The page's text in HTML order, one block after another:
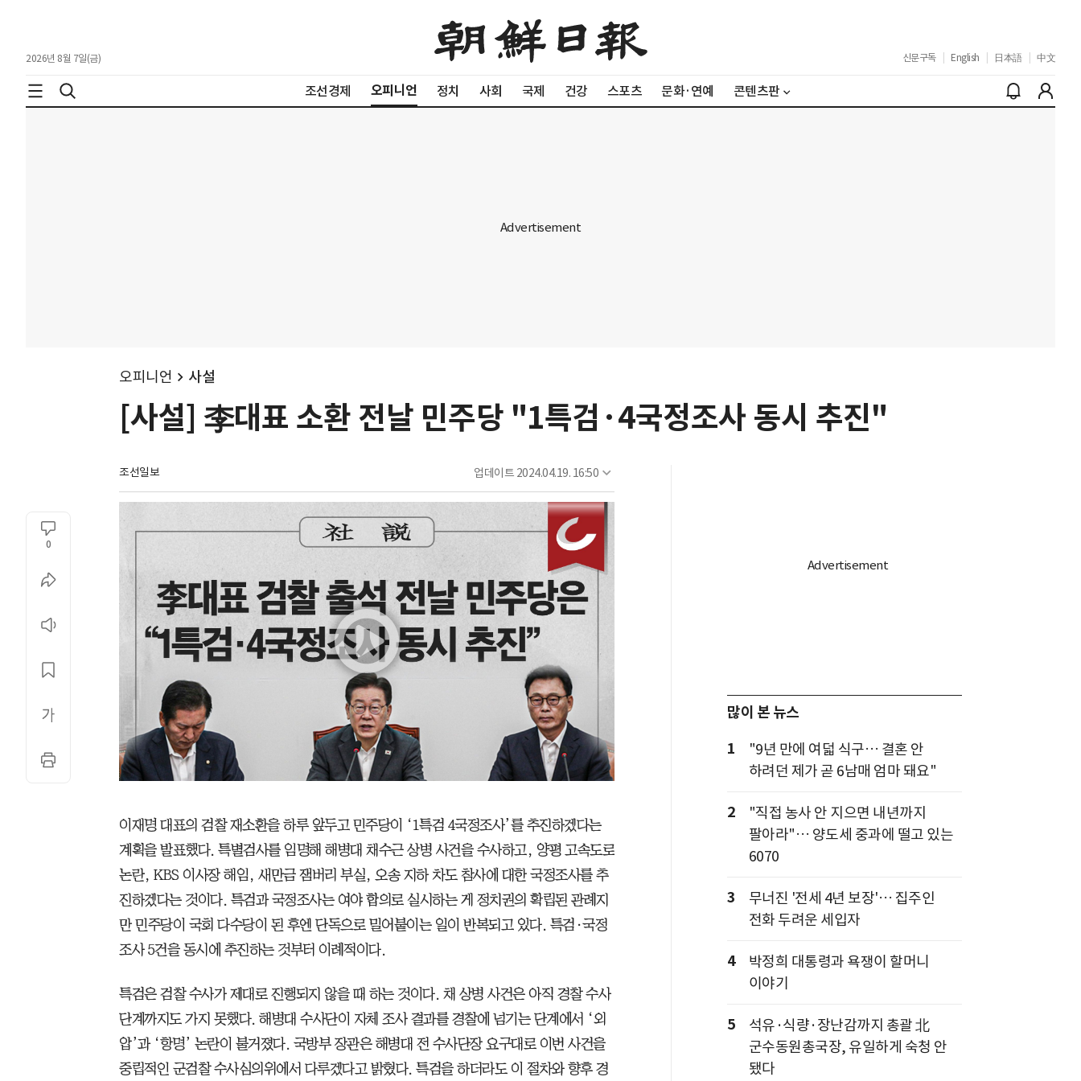
2026년 8월 7일(금) 신문구독 English 日本語 中文
조선경제 오피니언 정치 사회 국제 건강 스포츠 문화·연예 콘텐츠판
오피니언 사설
[사설] 李대표 소환 전날 민주당 "1특검·4국정조사 동시 추진"
조선일보 업데이트 2024.04.19. 16:50
0
이재명 대표의 검찰 재소환을 하루 앞두고 민주당이 ‘1특검 4국정조사’를 추진하겠다는
계획을 발표했다. 특별검사를 임명해 해병대 채수근 상병 사건을 수사하고, 양평 고속도로
논란, KBS 이사장 해임, 새만금 잼버리 부실, 오송 지하 차도 참사에 대한 국정조사를 추
진하겠다는 것이다. 특검과 국정조사는 여야 합의로 실시하는 게 정치권의 확립된 관례지
만 민주당이 국회 다수당이 된 후엔 단독으로 밀어붙이는 일이 반복되고 있다. 특검·국정
조사 5건을 동시에 추진하는 것부터 이례적이다.
특검은 검찰 수사가 제대로 진행되지 않을 때 하는 것이다. 채 상병 사건은 아직 경찰 수사
단계까지도 가지 못했다. 해병대 수사단이 자체 조사 결과를 경찰에 넘기는 단계에서 ‘외
압’과 ‘항명’ 논란이 불거졌다. 국방부 장관은 해병대 전 수사단장 요구대로 이번 사건을
중립적인 군검찰 수사심의위에서 다루겠다고 밝혔다. 특검을 하더라도 이 절차와 향후 경
많이 본 뉴스
1
"9년 만에 여덟 식구… 결혼 안
하려던 제가 곧 6남매 엄마 돼요"
2
"직접 농사 안 지으면 내년까지
팔아라"… 양도세 중과에 떨고 있는
6070
3
무너진 '전세 4년 보장'… 집주인
전화 두려운 세입자
4
박정희 대통령과 욕쟁이 할머니
이야기
5
석유·식량·장난감까지 총괄 北
군수동원총국장, 유일하게 숙청 안
됐다